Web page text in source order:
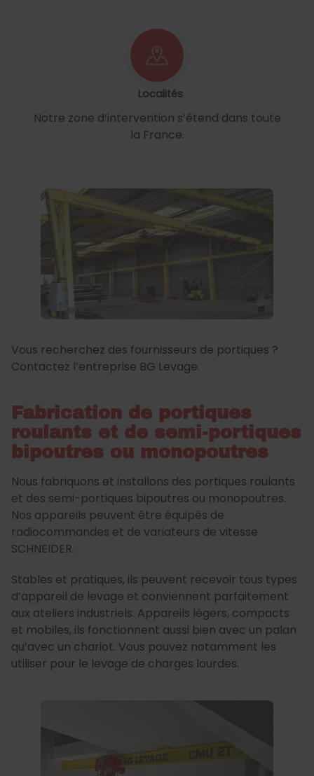
Localités
Notre zone d’intervention s’étend dans toute
la France.
Vous recherchez des fournisseurs de portiques ?
Contactez l’entreprise BG Levage.
Fabrication de portiques
roulants et de semi-portiques
bipoutres ou monopoutres
Nous fabriquons et installons des portiques roulants
et des semi-portiques bipoutres ou monopoutres.
Nos appareils peuvent être équipés de
radiocommandes et de variateurs de vitesse
SCHNEIDER.
Stables et pratiques, ils peuvent recevoir tous types
d’appareil de levage et conviennent parfaitement
aux ateliers industriels. Appareils légers, compacts
et mobiles, ils fonctionnent aussi bien avec un palan
qu’avec un chariot. Vous pouvez notamment les
utiliser pour le levage de charges lourdes.